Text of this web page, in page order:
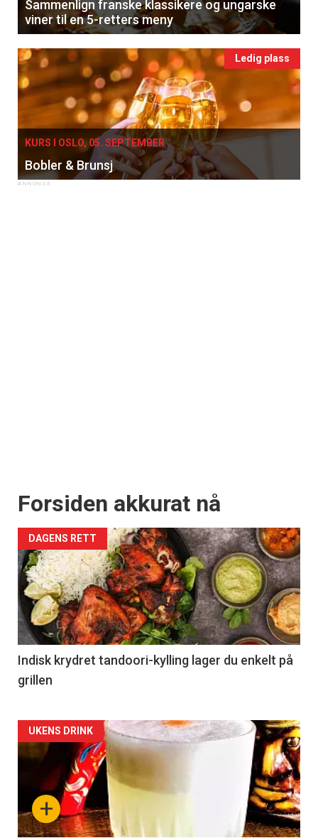
Sammenlign franske klassikere og ungarske
viner til en 5-retters meny
Ledig plass
KURS I OSLO, 05. SEPTEMBER
Bobler & Brunsj
Forsiden akkurat nå
DAGENS RETT
Indisk krydret tandoori-kylling lager du enkelt på
grillen
Forsiden
akkurat
nå
-
+
UKENS DRINK